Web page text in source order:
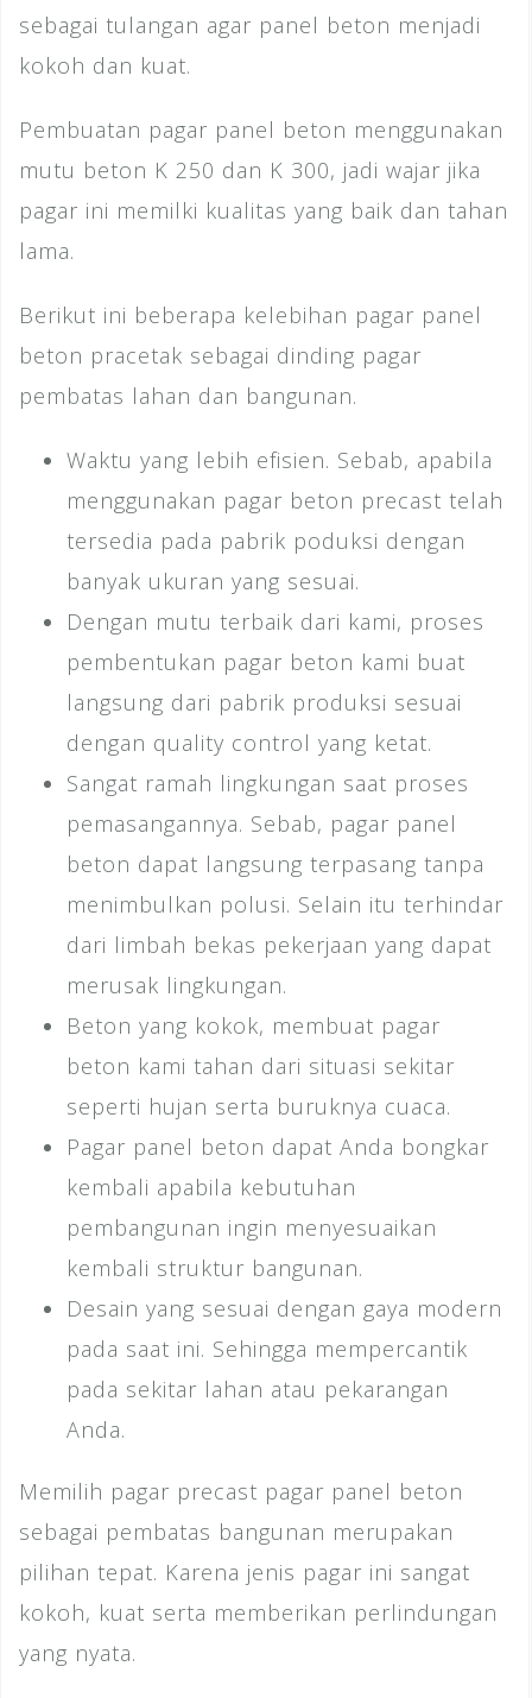
sebagai tulangan agar panel beton menjadi
kokoh dan kuat.
Pembuatan pagar panel beton menggunakan
mutu beton K 250 dan K 300, jadi wajar jika
pagar ini memilki kualitas yang baik dan tahan
lama.
Berikut ini beberapa kelebihan pagar panel
beton pracetak sebagai dinding pagar
pembatas lahan dan bangunan.
Waktu yang lebih efisien. Sebab, apabila
menggunakan pagar beton precast telah
tersedia pada pabrik poduksi dengan
banyak ukuran yang sesuai.
Dengan mutu terbaik dari kami, proses
pembentukan pagar beton kami buat
langsung dari pabrik produksi sesuai
dengan quality control yang ketat.
Sangat ramah lingkungan saat proses
pemasangannya. Sebab, pagar panel
beton dapat langsung terpasang tanpa
menimbulkan polusi. Selain itu terhindar
dari limbah bekas pekerjaan yang dapat
merusak lingkungan.
Beton yang kokok, membuat pagar
beton kami tahan dari situasi sekitar
seperti hujan serta buruknya cuaca.
Pagar panel beton dapat Anda bongkar
kembali apabila kebutuhan
pembangunan ingin menyesuaikan
kembali struktur bangunan.
Desain yang sesuai dengan gaya modern
pada saat ini. Sehingga mempercantik
pada sekitar lahan atau pekarangan
Anda.
Memilih pagar precast pagar panel beton
sebagai pembatas bangunan merupakan
pilihan tepat. Karena jenis pagar ini sangat
kokoh, kuat serta memberikan perlindungan
yang nyata.